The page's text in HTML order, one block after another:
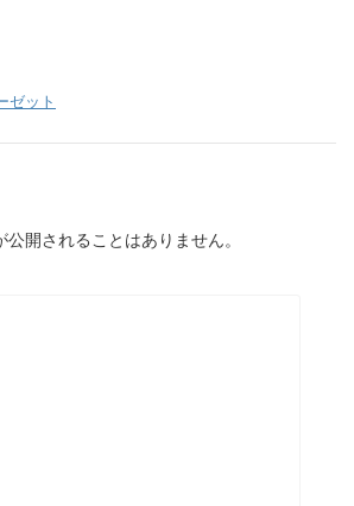
ゼット
公開されることはありません。